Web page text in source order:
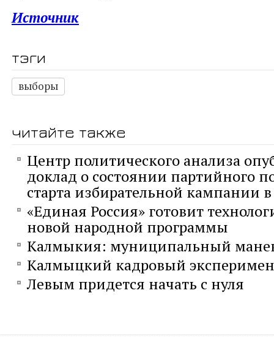
Источник
тэги
выборы
читайте также
Центр политического анализа
доклад о состоянии партийного
старта избирательной кампании
«Единая Россия» готовит
новой народной программы
Калмыкия: муниципальный
Калмыцкий кадровый
Левым придется начать с нуля